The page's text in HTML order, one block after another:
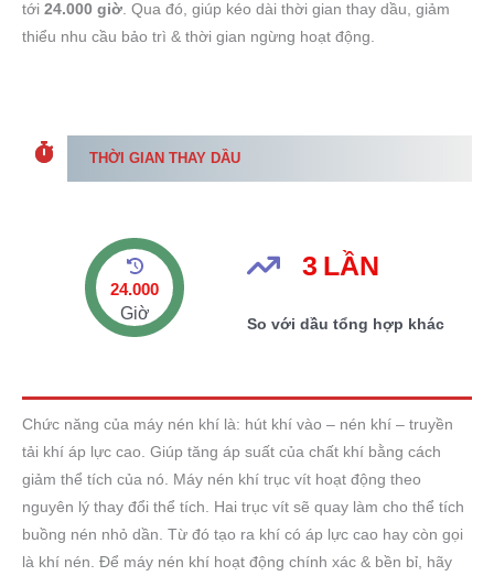
tới 24.000 giờ. Qua đó, giúp kéo dài thời gian thay dầu, giảm
thiểu nhu cầu bảo trì & thời gian ngừng hoạt động.
THỜI GIAN THAY DẦU
24.000
Giờ
3 LẦN
So với dầu tổng hợp khác
Chức năng của máy nén khí là: hút khí vào – nén khí – truyền
tải khí áp lực cao. Giúp tăng áp suất của chất khí bằng cách
giảm thể tích của nó. Máy nén khí trục vít hoạt động theo
nguyên lý thay đổi thể tích. Hai trục vít sẽ quay làm cho thể tích
buồng nén nhỏ dần. Từ đó tạo ra khí có áp lực cao hay còn gọi
là khí nén. Để máy nén khí hoạt động chính xác & bền bỉ, hãy